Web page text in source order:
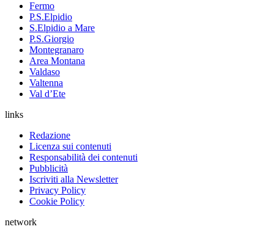
Fermo
P.S.Elpidio
S.Elpidio a Mare
P.S.Giorgio
Montegranaro
Area Montana
Valdaso
Valtenna
Val d’Ete
links
Redazione
Licenza sui contenuti
Responsabilità dei contenuti
Pubblicità
Iscriviti alla Newsletter
Privacy Policy
Cookie Policy
network